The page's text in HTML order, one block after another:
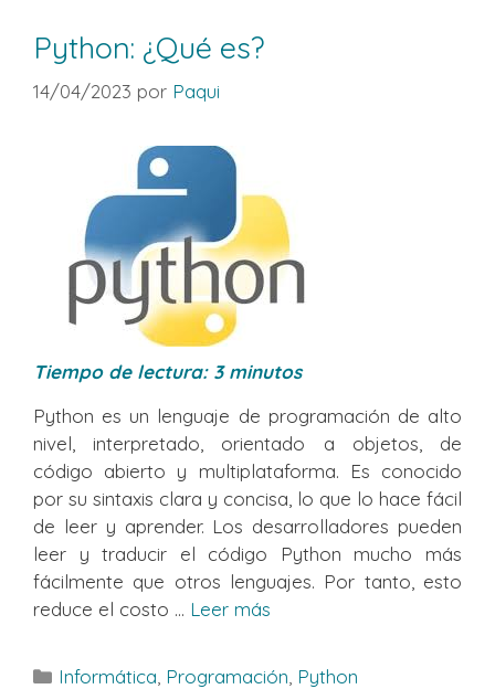
Python: ¿Qué es?
14/04/2023 por Paqui
Tiempo de lectura: 3 minutos
Python es un lenguaje de programación de alto
nivel, interpretado, orientado a objetos, de
código abierto y multiplataforma. Es conocido
por su sintaxis clara y concisa, lo que lo hace fácil
de leer y aprender. Los desarrolladores pueden
leer y traducir el código Python mucho más
fácilmente que otros lenguajes. Por tanto, esto
reduce el costo ... Leer más
Categorías
Informática Programación Python